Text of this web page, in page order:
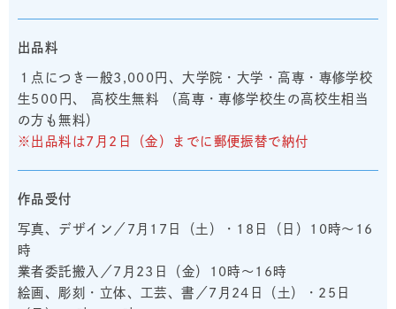
出品料
１点につき一般3,000円、大学院・大学・高専・専修学校
生500円、 高校生無料 （高専・専修学校生の高校生相当
の方も無料）
※出品料は7月2日（金）までに郵便振替で納付
作品受付
写真、デザイン／7月17日（土）・18日（日）10時～16
時
業者委託搬入／7月23日（金）10時～16時
絵画、彫刻・立体、工芸、書／7月24日（土）・25日